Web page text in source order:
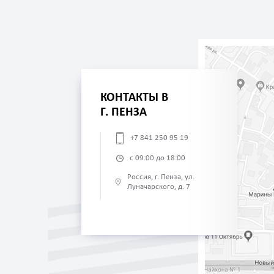
КОНТАКТЫ В
Г. ПЕНЗА
+7 841 250 95 19
с 09:00 до 18:00
Россия, г. Пенза, ул.
Луначарского, д. 7